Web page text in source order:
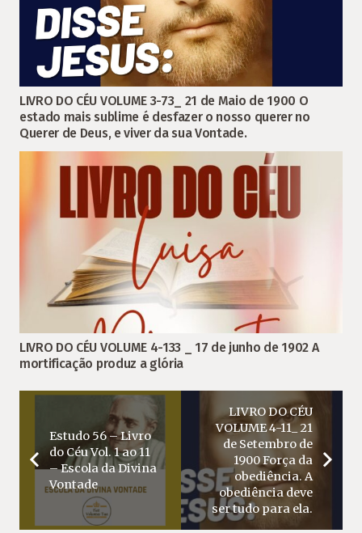
LIVRO DO CÉU VOLUME 3-73_ 21 de Maio de 1900 O
estado mais sublime é desfazer o nosso querer no
Querer de Deus, e viver da sua Vontade.
LIVRO DO CÉU VOLUME 4-133 _ 17 de junho de 1902 A
mortificação produz a glória
Estudo 56 – Livro
do Céu Vol. 1 ao 11
– Escola da Divina
Vontade
LIVRO DO CÉU
VOLUME 4-11_ 21
de Setembro de
1900 Força da
obediência. A
obediência deve
ser tudo para ela.